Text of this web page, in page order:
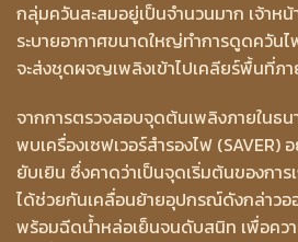
กลุ่มควันสะสมอยู่เป็นจำนวนมาก เจ้าห
ระบายอากาศขนาดใหญ่ทำการดูดควัน
จะส่งชุดผจญเพลิงเข้าไปเคลียร์พื้นที่ภา
จากการตรวจสอบจุดต้นเพลิงภายในธน
พบเครื่องเซฟเวอร์สำรองไฟ
ยับเยิน ซึ่งคาดว่าเป็นจุดเริ่มต้นของการ
ได้ช่วยกันเคลื่อนย้ายอุปกรณ์ดังกล่าวอ
พร้อมฉีดน้ำหล่อเย็นจนดับสนิท เพื่อคว